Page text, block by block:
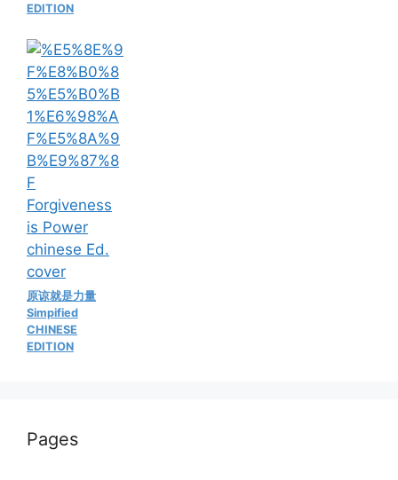
EDITION
原谅就是力量
Simpified
CHINESE
EDITION
Pages